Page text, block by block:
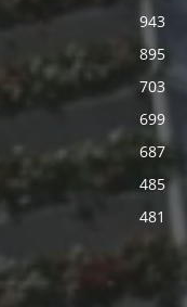
943
895
703
699
687
485
481